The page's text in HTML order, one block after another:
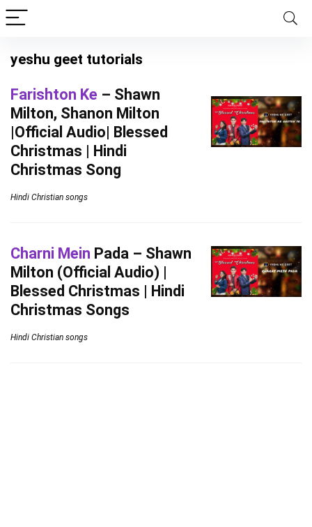
yeshu geet tutorials
Farishton Ke – Shawn
Milton, Shanon Milton
|Official Audio| Blessed
Christmas | Hindi
Christmas Song
Hindi Christian songs
Charni Mein Pada – Shawn
Milton (Official Audio) |
Blessed Christmas | Hindi
Christmas Songs
Hindi Christian songs